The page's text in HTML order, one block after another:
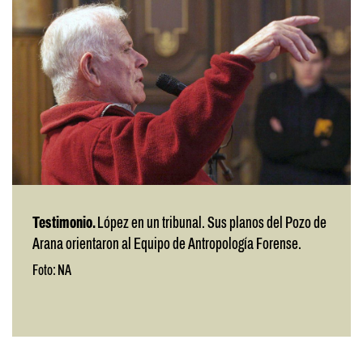
Testimonio. López en un tribunal. Sus planos del Pozo de
Arana orientaron al Equipo de Antropología Forense.
Foto: NA